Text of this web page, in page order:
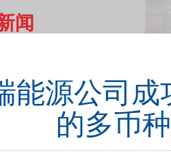
闻
能源公司成
的多币